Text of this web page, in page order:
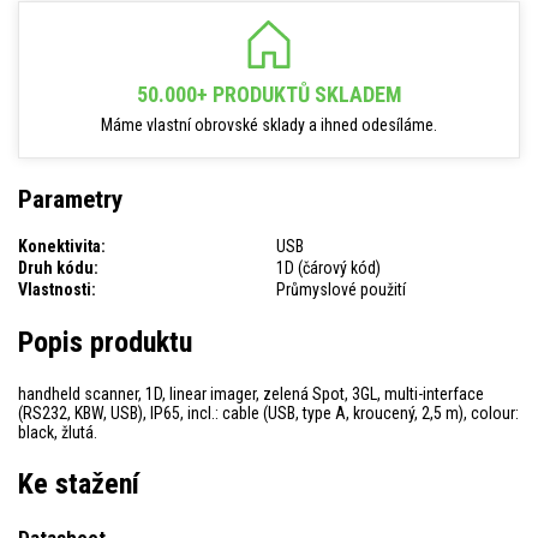
50.000+ PRODUKTŮ SKLADEM
Máme vlastní obrovské sklady a ihned odesíláme.
Parametry
Konektivita:
USB
Druh kódu:
1D (čárový kód)
Vlastnosti:
Průmyslové použití
Popis produktu
handheld scanner, 1D, linear imager, zelená Spot, 3GL, multi-interface
(RS232, KBW, USB), IP65, incl.: cable (USB, type A, kroucený, 2,5 m), colour:
black, žlutá.
Ke stažení